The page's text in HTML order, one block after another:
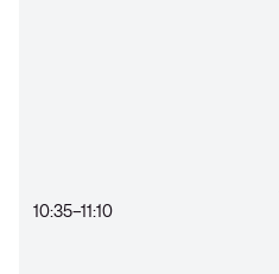
10:35–11:10